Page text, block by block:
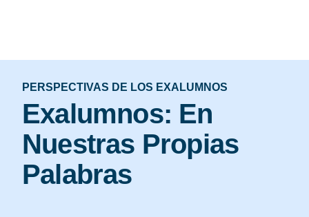
PERSPECTIVAS DE LOS EXALUMNOS
Exalumnos: En
Nuestras Propias
Palabras